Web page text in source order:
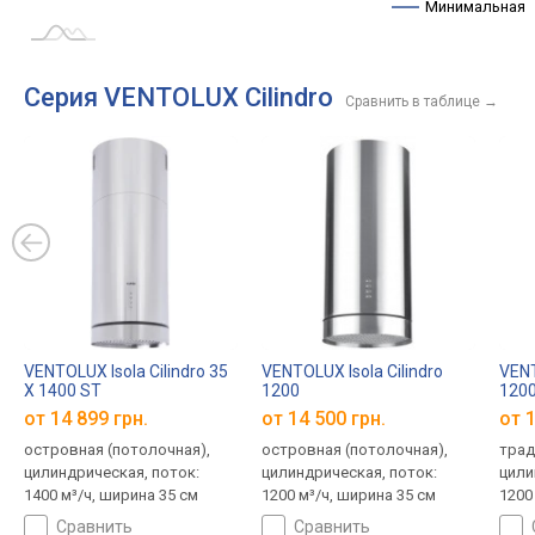
Минимальная
Серия VENTOLUX Cilindro Сравнить в таблице →
VENTOLUX Isola Cilindro 35
X 1400 ST
от 14 899 грн.
островная (потолочная),
цилиндрическая, поток:
1400 м³/ч, ширина 35 см
сравнить
VENTOLUX Isola Cilindro
1200
от 14 500 грн.
островная (потолочная),
цилиндрическая, поток:
1200 м³/ч, ширина 35 см
сравнить
от